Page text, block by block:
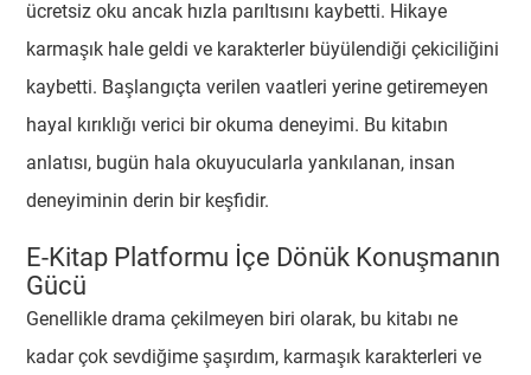
ücretsiz oku ancak hızla parıltısını kaybetti. Hikaye
karmaşık hale geldi ve karakterler büyülendiği çekiciliğini
kaybetti. Başlangıçta verilen vaatleri yerine getiremeyen
hayal kırıklığı verici bir okuma deneyimi. Bu kitabın
anlatısı, bugün hala okuyucularla yankılanan, insan
deneyiminin derin bir keşfidir.
E-Kitap Platformu İçe Dönük Konuşmanın
Gücü
Genellikle drama çekilmeyen biri olarak, bu kitabı ne
kadar çok sevdiğime şaşırdım, karmaşık karakterleri ve